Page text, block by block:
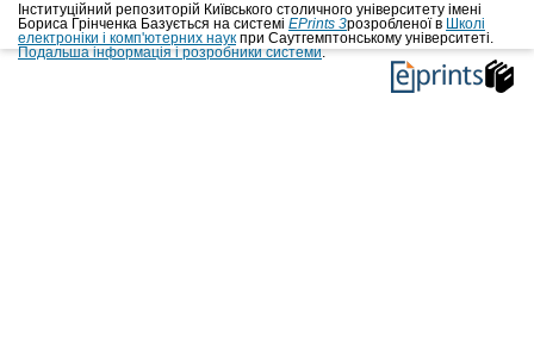
Інституційний репозиторій Київського столичного університету імені
Бориса Грінченка Базується на системі EPrints 3розробленої в
Школі
електроніки і комп'ютерних наук при Саутгемптонському університеті.
Подальша інформація і розробники системи.